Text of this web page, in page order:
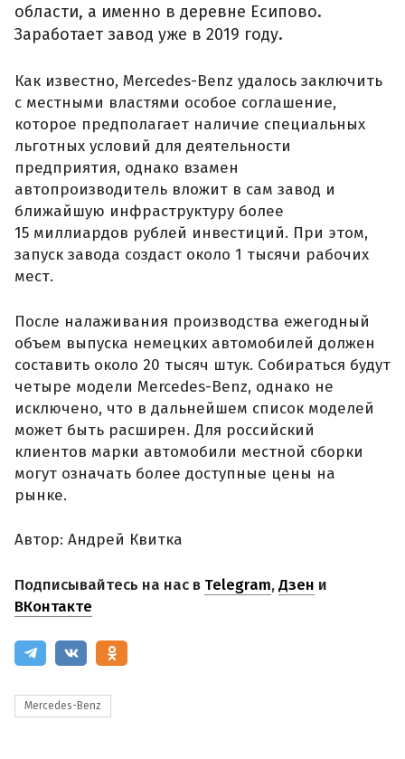
области, а именно в деревне Есипово.
Заработает завод уже в 2019 году.
Как известно, Mercedes-Benz удалось заключить
с местными властями особое соглашение,
которое предполагает наличие специальных
льготных условий для деятельности
предприятия, однако взамен
автопроизводитель вложит в сам завод и
ближайшую инфраструктуру более
15 миллиардов рублей инвестиций. При этом,
запуск завода создаст около 1 тысячи рабочих
мест.
После налаживания производства ежегодный
объем выпуска немецких автомобилей должен
составить около 20 тысяч штук. Собираться будут
четыре модели Mercedes-Benz, однако не
исключено, что в дальнейшем список моделей
может быть расширен. Для российский
клиентов марки автомобили местной сборки
могут означать более доступные цены на
рынке.
Автор: Андрей Квитка
Подписывайтесь на нас в Telegram,Дзен и
ВКонтакте
Mercedes-Benz